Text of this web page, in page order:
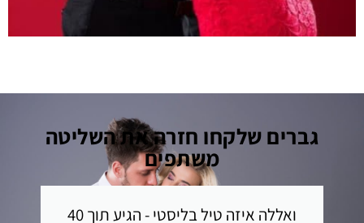
גברים שלקחו חזרה את השליטה
משתפים
ואללה איזה טיל בליסטי - הגיע תוך 40